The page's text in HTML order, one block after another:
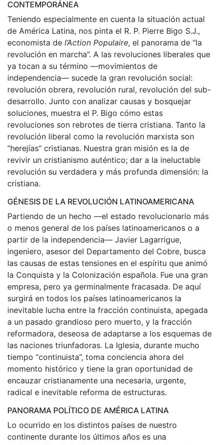
CONTEMPORÁNEA
Teniendo especialmente en cuenta la situación actual
de América Latina, nos pinta el R. P. Pierre Bigo S.J.,
economista de l’Action Populaire, el panorama de “la
revolución en marcha”. A las revoluciones liberales que
ya tocan a su término —movimientos de
independencia— sucede la gran revolución social:
revolución obrera, revolución rural, revolución del sub-
desarrollo. Junto con analizar causas y bosquejar
soluciones, muestra el P. Bigo cómo estas
revoluciones son rebrotes de tierra cristiana. Tanto la
revolución liberal como la revolución marxista son
“herejías” cristianas. Nuestra gran misión es la de
revivir un cristianismo auténtico; dar a la ineluctable
revolución su verdadera y más profunda dimensión: la
cristiana.
GÉNESIS DE LA REVOLUCIÓN LATINOAMERICANA
Partiendo de un hecho —el estado revolucionario más
o menos general de los países latinoamericanos o a
partir de la independencia— Javier Lagarrigue,
ingeniero, asesor del Departamento del Cobre, busca
las causas de estas tensiones en el espíritu que animó
la Conquista y la Colonización española. Fue una gran
empresa, pero ya germinalmente fracasada. De aquí
surgirá en todos los países latinoamericanos la
inevitable lucha entre la fracción continuista, apegada
a un pasado grandioso pero muerto, y la fracción
reformadora, deseosa de adaptarse a los esquemas de
las naciones triunfadoras. La Iglesia, durante mucho
tiempo “continuista”, toma conciencia ahora del
momento histórico y tiene la gran oportunidad de
encauzar cristianamente una necesaria, urgente,
radical e inevitable reforma de estructuras.
PANORAMA POLÍTICO DE AMÉRICA LATINA
Lo ocurrido en los distintos países de nuestro
continente durante los últimos años es una